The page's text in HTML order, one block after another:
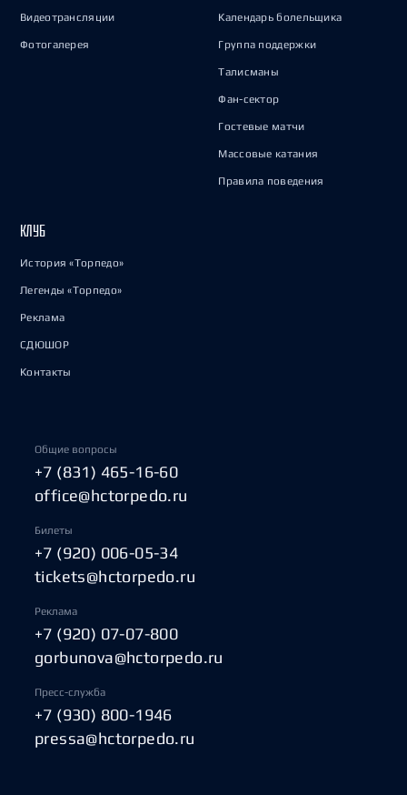
Видеотрансляции
Фотогалерея
Календарь болельщика
Группа поддержки
Талисманы
Фан-сектор
Гостевые матчи
Массовые катания
Правила поведения
КЛУБ
История «Торпедо»
Легенды «Торпедо»
Реклама
СДЮШОР
Контакты
Общие вопросы
+7 (831) 465-16-60
office@hctorpedo.ru
Билеты
+7 (920) 006-05-34
tickets@hctorpedo.ru
Реклама
+7 (920) 07-07-800
gorbunova@hctorpedo.ru
Пресс-служба
+7 (930) 800-1946
pressa@hctorpedo.ru